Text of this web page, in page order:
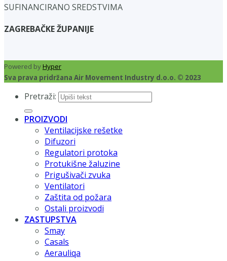
SUFINANCIRANO SREDSTVIMA
ZAGREBAČKE ŽUPANIJE
Powered byHyper
Sva prava pridržana Air Movement Industry d.o.o. © 2023
Pretraži:
PROIZVODI
Ventilacijske rešetke
Difuzori
Regulatori protoka
Protukišne žaluzine
Prigušivači zvuka
Ventilatori
Zaštita od požara
Ostali proizvodi
ZASTUPSTVA
Smay
Casals
Aerauliqa